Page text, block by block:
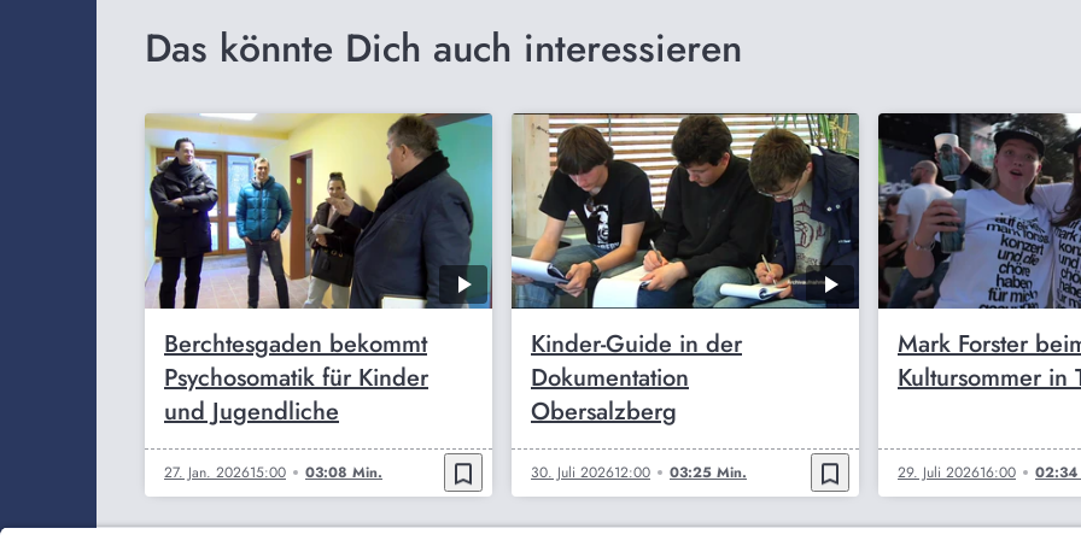
Das könnte Dich auch interessieren
Berchtesgaden bekommt
Psychosomatik für Kinder
und Jugendliche
27. Jan. 202615:00 03:08 Min. bookmark_border
Kinder-Guide in der
Dokumentation
Obersalzberg
30. Juli 202612:00 03:25 Min. bookmark_border
Mark Forster
Kultursommer in
29. Juli 202616:00 02:34